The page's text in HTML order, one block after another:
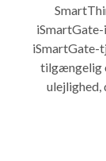
iSmartGate-
tilgængelig
ulejlighed,